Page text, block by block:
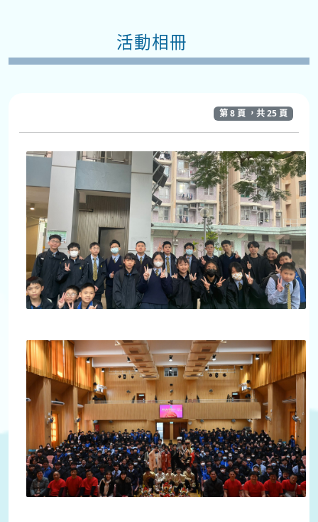
活動相冊
第 8 頁 ，共 25 頁